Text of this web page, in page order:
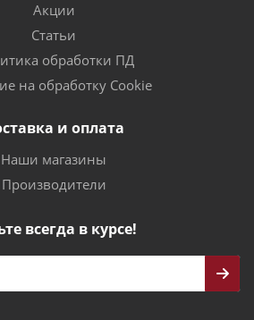
Акции
Статьи
обработки ПД
на обработку Cookie
и оплата
Наши магазины
Производители
всегда в курсе!